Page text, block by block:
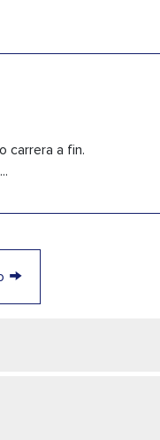
carrera a fin.
→